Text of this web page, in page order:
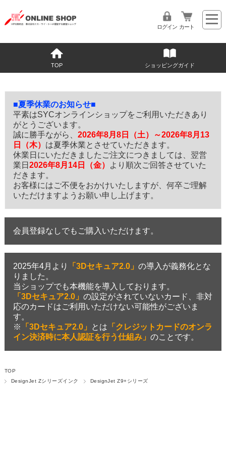
ログイン カート
TOP ショッピングガイド
■夏季休業のお知らせ■
平素はSYCオンラインショップをご利用いただきあり
がとうございます。
誠に勝手ながら、 2026年8月8日（土）～2026年8月13
日（木） は夏季休業とさせていただきます。
休業日にいただきましたご注文につきましては、翌営
業日 2026年8月14日（金）
より順次ご回答させていた
だきます。
お客様にはご不便をおかけいたしますが、何卒ご理解
いただけますようお願い申し上げます。
会員登録なしでもご購入いただけます。
2025年4月より 「3Dセキュア2.0」 の導入が義務化とな
りました。
当ショップでも本機能を導入しております。
「3Dセキュア2.0」 の設定がされていないカード、非対
応のカードはご利用いただけない可能性がございま
す。
※
「3Dセキュア2.0」 とは 「クレジットカードのオンラ
イン決済時に本人認証を行う仕組み」 のことです。
TOP
DesignJet Zシリーズインク
DesignJet Z9+シリーズ